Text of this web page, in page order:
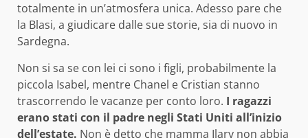
totalmente in un’atmosfera unica. Adesso pare che
la Blasi, a giudicare dalle sue storie, sia di nuovo in
Sardegna.
Non si sa se con lei ci sono i figli, probabilmente la
piccola Isabel, mentre Chanel e Cristian stanno
trascorrendo le vacanze per conto loro. I ragazzi
erano stati con il padre negli Stati Uniti all’inizio
dell’estate. Non è detto che mamma Ilary non abbia